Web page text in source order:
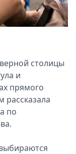
столицы
и
прямого
рассказала
по